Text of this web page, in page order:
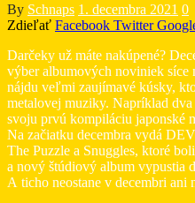
By Schnaps 1. decembra 2021 0
Zdieľať Facebook Twitter
Darčeky už máte nakúpené?
výber albumových noviniek síce
nájdu veľmi zaujímavé kúsky,
metalovej muziky. Napríklad
svoju prvú kompiláciu japonské
Na začiatku decembra vydá
The Puzzle a Snuggles, ktoré
a nový štúdiový album vypustia
A ticho neostane v decembri ani